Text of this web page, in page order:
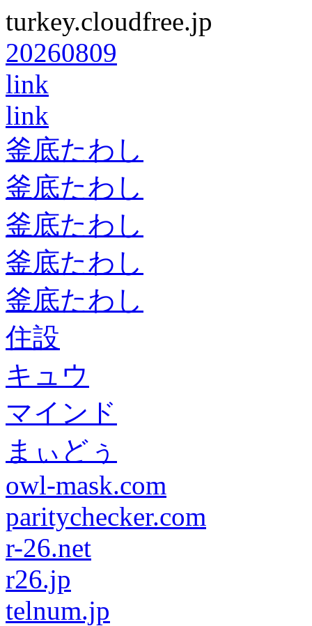
turkey.cloudfree.jp
20260809
link
link
釜底たわし
釜底たわし
釜底たわし
釜底たわし
釜底たわし
住設
キュウ
マインド
まぃどぅ
owl-mask.com
paritychecker.com
r-26.net
r26.jp
telnum.jp